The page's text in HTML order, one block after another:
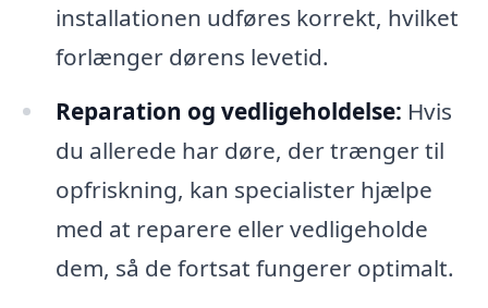
installationen udføres korrekt, hvilket
forlænger dørens levetid.
Reparation og vedligeholdelse: Hvis
du allerede har døre, der trænger til
opfriskning, kan specialister hjælpe
med at reparere eller vedligeholde
dem, så de fortsat fungerer optimalt.